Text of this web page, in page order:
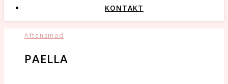
KONTAKT
Aftensmad
PAELLA